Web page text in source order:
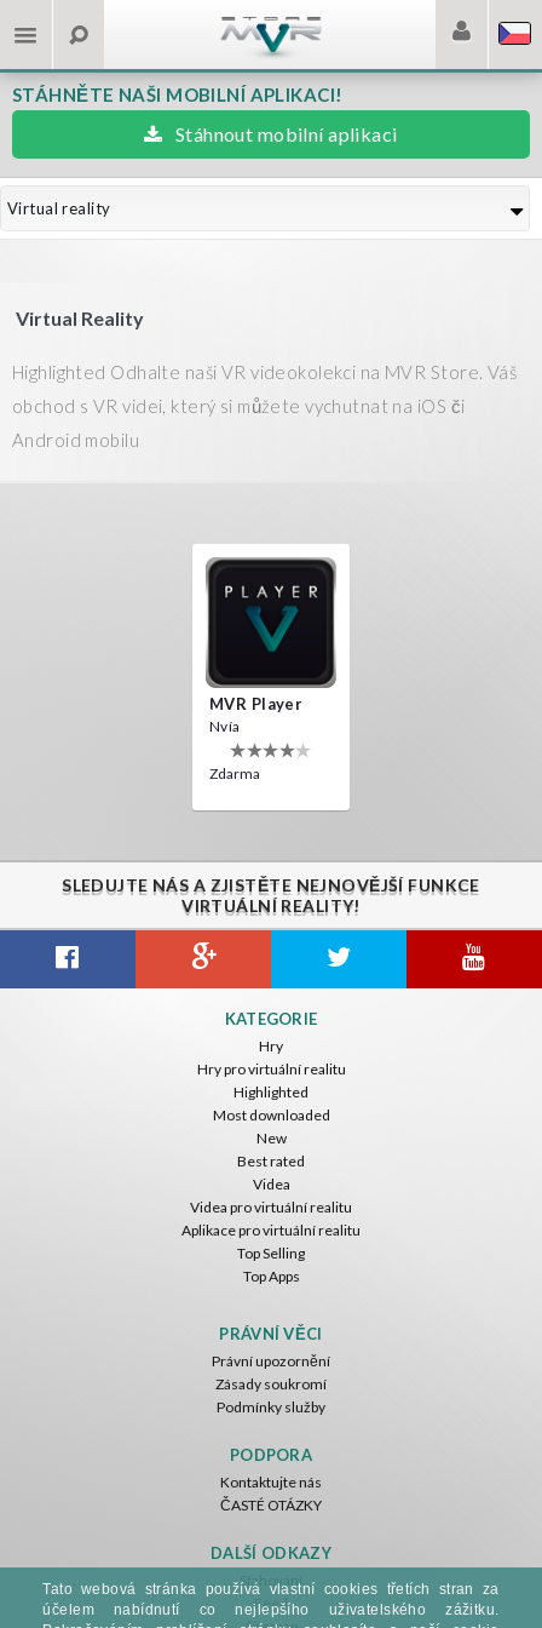
STÁHNĚTE NAŠI MOBILNÍ APLIKACI!
Stáhnout mobilní aplikaci
Virtual reality
Virtual Reality
Highlighted Odhalte naši VR videokolekci na MVR Store. Váš
obchod s VR videi, který si můžete vychutnat na iOS či
Android mobilu
MVR Player
Nvía
Zdarma
SLEDUJTE NÁS A ZJISTĚTE NEJNOVĚJŠÍ FUNKCE
VIRTUÁLNÍ REALITY!
KATEGORIE
Hry
Hry pro virtuální realitu
Highlighted
Most downloaded
New
Best rated
Videa
Videa pro virtuální realitu
Aplikace pro virtuální realitu
Top Selling
Top Apps
PRÁVNÍ VĚCI
Právní upozornění
Zásady soukromí
Podmínky služby
PODPORA
Kontaktujte nás
ČASTÉ OTÁZKY
DALŠÍ ODKAZY
Stahování
Feed
Tato webová stránka používá vlastní cookies třetích stran za
účelem nabídnutí co nejlepšího uživatelského zážitku.